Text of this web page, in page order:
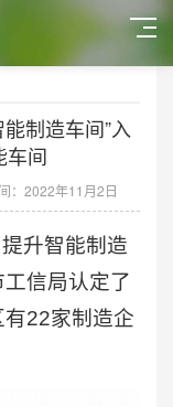
制造车间”入
车间
：2022年11月2日
升智能制造
信局认定了
22家制造企